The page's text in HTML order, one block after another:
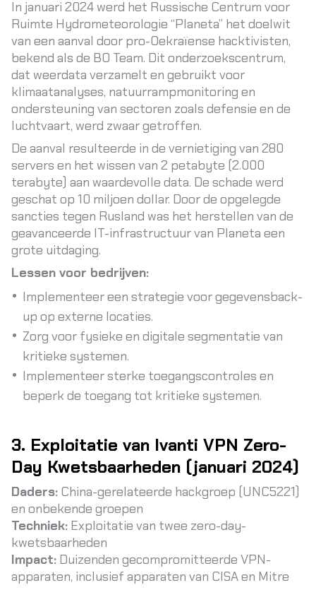
In januari 2024 werd het Russische Centrum voor
Ruimte Hydrometeorologie “Planeta” het doelwit
van een aanval door pro-Oekraïense hacktivisten,
bekend als de BO Team. Dit onderzoekscentrum,
dat weerdata verzamelt en gebruikt voor
klimaatanalyses, natuurrampmonitoring en
ondersteuning van sectoren zoals defensie en de
luchtvaart, werd zwaar getroffen.
De aanval resulteerde in de vernietiging van 280
servers en het wissen van 2 petabyte (2.000
terabyte) aan waardevolle data. De schade werd
geschat op 10 miljoen dollar. Door de opgelegde
sancties tegen Rusland was het herstellen van de
geavanceerde IT-infrastructuur van Planeta een
grote uitdaging.
Lessen voor bedrijven:
Implementeer een strategie voor gegevensback-
up op externe locaties.
Zorg voor fysieke en digitale segmentatie van
kritieke systemen.
Implementeer sterke toegangscontroles en
beperk de toegang tot kritieke systemen.
3. Exploitatie van Ivanti VPN Zero-
Day Kwetsbaarheden (januari 2024)
Daders: China-gerelateerde hackgroep (UNC5221)
en onbekende groepen
Techniek: Exploitatie van twee zero-day-
kwetsbaarheden
Impact: Duizenden gecompromitteerde VPN-
apparaten, inclusief apparaten van CISA en Mitre